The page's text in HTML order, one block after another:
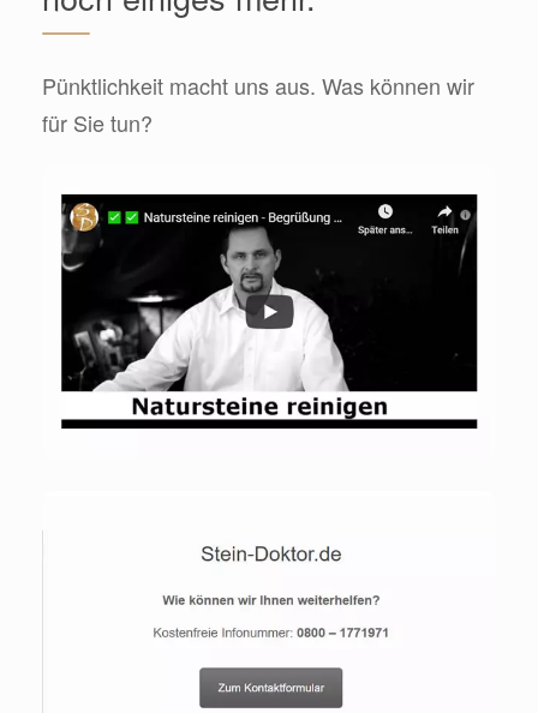
Pünktlichkeit macht uns aus. Was können wir
für Sie tun?